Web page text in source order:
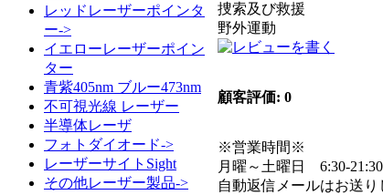
レッドレーザーポインタ
ー->
イエローレーザーポイン
ター
青紫405nm ブルー473nm
不可視光線 レーザー
半導体レーザ
フォトダイオード->
レーザーサイトSight
その他レーザー製品->
捜索及び救援
野外運動
顧客評価: 0
※営業時間※
月曜～土曜日 6:30-21:30
自動返信メールはお送